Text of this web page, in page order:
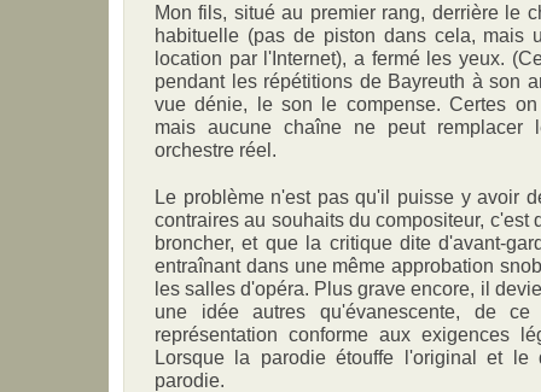
Mon fils, situé au premier rang, derrière le
habituelle (pas de piston dans cela, mais
location par l'Internet), a fermé les yeux.
pendant les répétitions de Bayreuth à son
vue dénie, le son le compense. Certes
mais aucune chaîne ne peut remplacer
orchestre réel.
Le problème n'est pas qu'il puisse y avoir
contraires au souhaits du compositeur, c'est
broncher, et que la critique dite d'avant-
entraînant dans une même approbation
les salles d'opéra. Plus grave encore, il
une idée autres qu'évanescente, de
représentation conforme aux exigences
Lorsque la parodie étouffe l'original et
parodie.